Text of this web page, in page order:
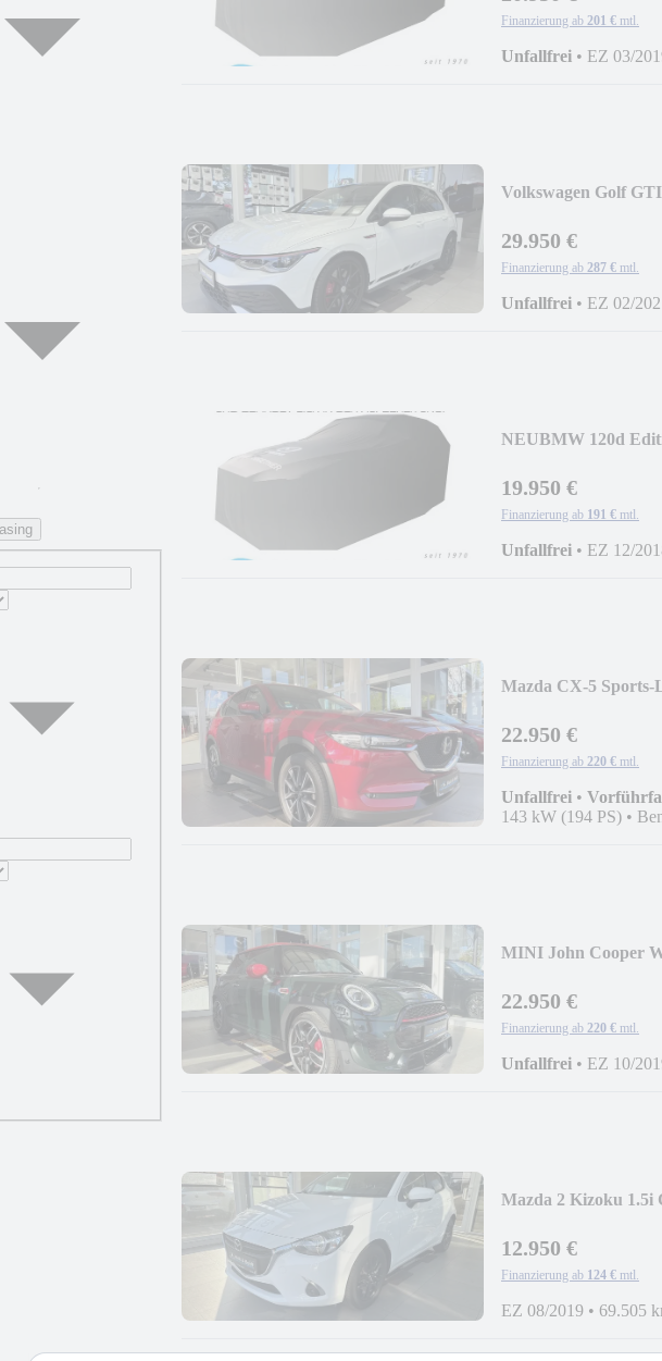
Finanzierung ab 201 € mtl.
Unfallfrei • EZ 03/
Volkswagen Golf
29.950 €
Finanzierung ab 287 € mtl.
Unfallfrei • EZ 02/
NEUBMW 120d
19.950 €
Finanzierung ab 191 € mtl.
Unfallfrei • EZ 12/
Mazda CX-5
22.950 €
Finanzierung ab 220 € mtl.
Unfallfrei •
143 kW (194 PS) •
MINI John Cooper
22.950 €
Finanzierung ab 220 € mtl.
Unfallfrei • EZ 10/
Mazda 2 Kizoku 1.5i
12.950 €
Finanzierung ab 124 € mtl.
EZ 08/2019 • 69.505